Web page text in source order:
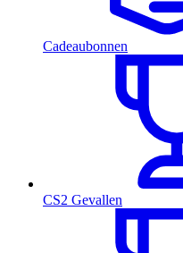
Cadeaubonnen
CS2 Gevallen